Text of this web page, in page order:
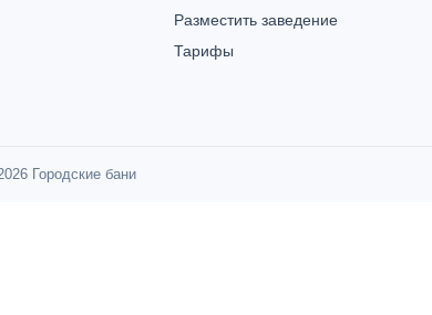
Разместить заведение
Тарифы
Городские бани